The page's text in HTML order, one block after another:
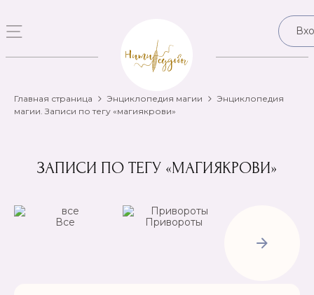
Главная страница Энциклопедия магии
Энциклопедия
магии. Записи по тегу «магиякрови»
ЗАПИСИ ПО ТЕГУ «МАГИЯКРОВИ»
Все
Привороты
Рассорки